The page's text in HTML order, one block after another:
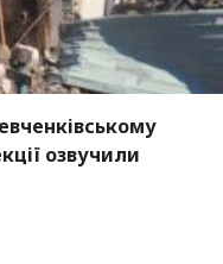
озвучили